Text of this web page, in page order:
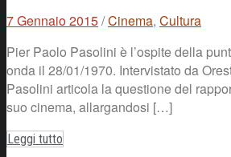
7 Gennaio 2015/Cinema, Cultura
Pier Paolo Pasolini è l’ospite della
onda il 28/01/1970. Intervistato da
Pasolini articola la questione del
suo cinema, allargandosi […]
Leggi tutto